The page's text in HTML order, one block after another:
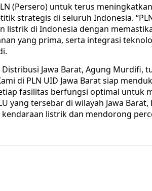
(Persero) untuk terus
strategis di seluruh Indonesia.
listrik di Indonesia dengan
yang prima, serta integrasi
Jawa Barat, Agung Murdifi,
di PLN UID Jawa Barat siap
fasilitas berfungsi optimal untuk
yang tersebar di wilayah Jawa
listrik dan mendorong